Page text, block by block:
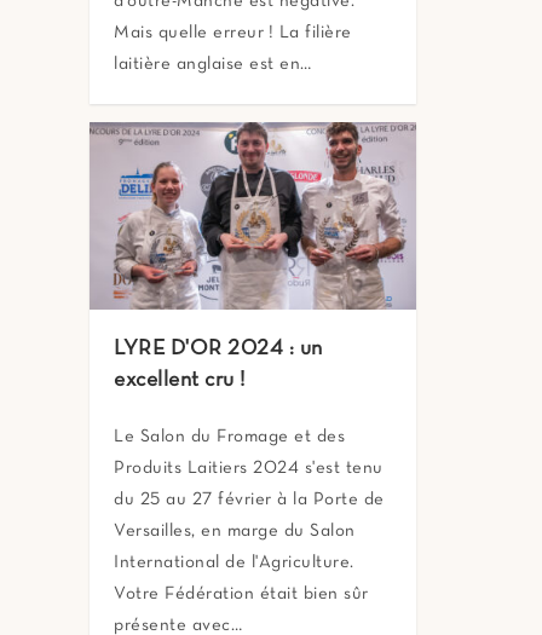
Mais quelle erreur ! La filière
laitière anglaise est en…
LYRE D'OR 2024 : un
excellent cru !
Le Salon du Fromage et des
Produits Laitiers 2024 s'est tenu
du 25 au 27 février à la Porte de
Versailles, en marge du Salon
International de l'Agriculture.
Votre Fédération était bien sûr
présente avec…